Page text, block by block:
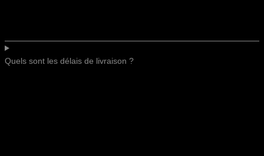
Quels sont les délais de livraison ?